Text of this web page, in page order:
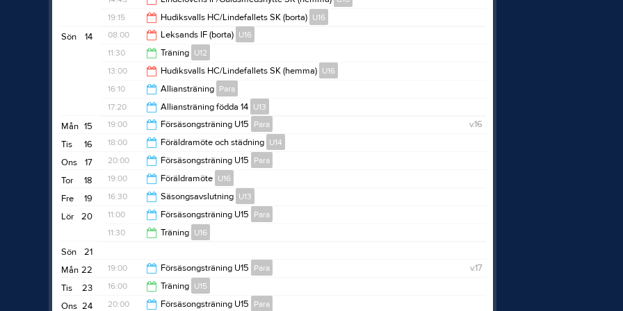
12:15
15:45
19:15 Hudiksvalls HC/Lindefallets SK (borta) U16
20:15
14
Sön 08:00 Leksands IF (borta) U16
09:00
11:30 Träning U12
12:40
13:00 Hudiksvalls HC/Lindefallets SK (hemma) U16
14:00
16:10 Alliansträning Para
17:30
17:20 Alliansträning födda 14 U13
18:30
15
Mån v.16
19:00 Försäsongsträning U15 Para
20:00
16
Tis 18:00 Föräldramöte och städning U14
19:30
17
Ons 20:00 Försäsongsträning U15 Para
21:00
18
Tor 19:00 Föräldramöte U16
20:00
19
Fre 16:30 Säsongsavslutning U13
18:30
20
Lör 11:00 Försäsongsträning U15 Para
11:30 Träning U16
12:30
21
Sön
22
Mån v.17
19:00 Försäsongsträning U15 Para
20:00
23
Tis 16:00 Träning U15
24
Ons 20:00 Försäsongsträning U15 Para